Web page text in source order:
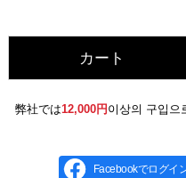
カート
弊社では12,000円 이상의 구입으
Facebookでログイ